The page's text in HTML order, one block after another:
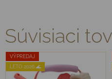
Súvisiaci
VÝPREDAJ
LETO 2026 🌊